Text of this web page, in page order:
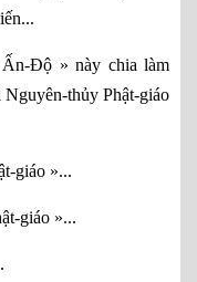
Độ » này chia làm
thủy Phật-giáo
giáo »...
giáo »...